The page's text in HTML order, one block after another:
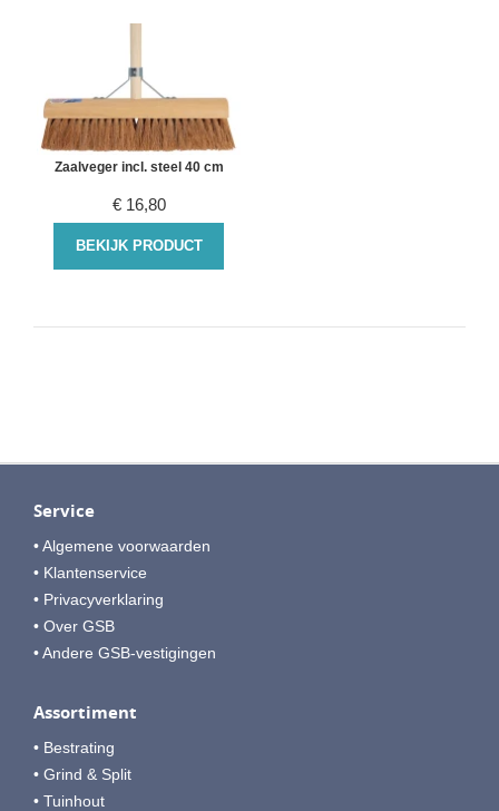
Zaalveger incl. steel 40 cm
€ 16,80
BEKIJK PRODUCT
Service
• Algemene voorwaarden
• Klantenservice
• Privacyverklaring
• Over GSB
• Andere GSB-vestigingen
Assortiment
• Bestrating
• Grind & Split
• Tuinhout